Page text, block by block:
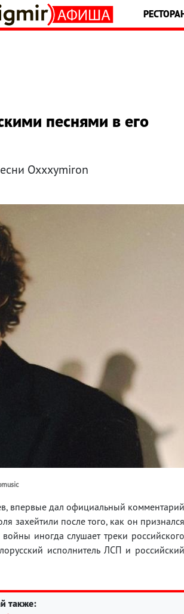
песнями в его
Oxxxymiron
впервые дал официальный комментарий
захейтили после того, как он признался
иногда слушает треки российского
исполнитель ЛСП и российский
также: